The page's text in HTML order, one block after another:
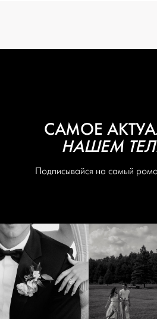
САМОЕ
НАШЕМ
Подписывайся на самый